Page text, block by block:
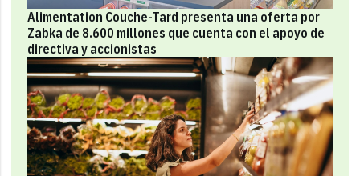
Alimentation Couche-Tard presenta una oferta por
Zabka de 8.600 millones que cuenta con el apoyo de
directiva y accionistas